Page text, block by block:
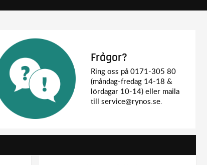
Frågor?
Ring oss på 0171-305 80
(måndag-fredag 14-18 &
lördagar 10-14) eller maila
till service@rynos.se.